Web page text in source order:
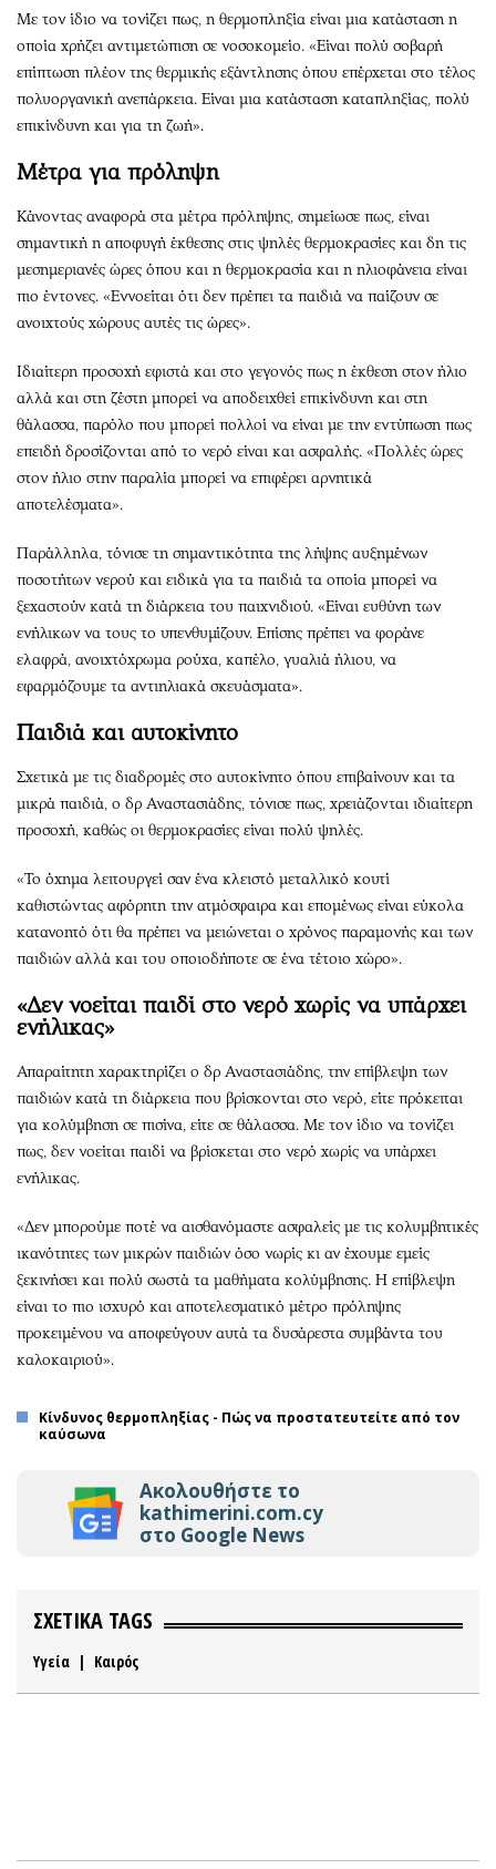
Με τον ίδιο να τονίζει πως, η θερμοπληξία είναι μια κατάσταση η
οποία χρήζει αντιμετώπιση σε νοσοκομείο. «Είναι πολύ σοβαρή
επίπτωση πλέον της θερμικής εξάντλησης όπου επέρχεται στο τέλος
πολυοργανική ανεπάρκεια. Είναι μια κατάσταση καταπληξίας, πολύ
επικίνδυνη και για τη ζωή».
Μέτρα για πρόληψη
Κάνοντας αναφορά στα μέτρα πρόληψης, σημείωσε πως, είναι
σημαντική η αποφυγή έκθεσης στις ψηλές θερμοκρασίες και δη τις
μεσημεριανές ώρες όπου και η θερμοκρασία και η ηλιοφάνεια είναι
πιο έντονες. «Εννοείται ότι δεν πρέπει τα παιδιά να παίζουν σε
ανοιχτούς χώρους αυτές τις ώρες».
Ιδιαίτερη προσοχή εφιστά και στο γεγονός πως η έκθεση στον ήλιο
αλλά και στη ζέστη μπορεί να αποδειχθεί επικίνδυνη και στη
θάλασσα, παρόλο που μπορεί πολλοί να είναι με την εντύπωση πως
επειδή δροσίζονται από το νερό είναι και ασφαλής. «Πολλές ώρες
στον ήλιο στην παραλία μπορεί να επιφέρει αρνητικά
αποτελέσματα».
Παράλληλα, τόνισε τη σημαντικότητα της λήψης αυξημένων
ποσοτήτων νερού και ειδικά για τα παιδιά τα οποία μπορεί να
ξεχαστούν κατά τη διάρκεια του παιχνιδιού. «Είναι ευθύνη των
ενήλικων να τους το υπενθυμίζουν. Επίσης πρέπει να φοράνε
ελαφρά, ανοιχτόχρωμα ρούχα, καπέλο, γυαλιά ήλιου, να
εφαρμόζουμε τα αντιηλιακά σκευάσματα».
Παιδιά και αυτοκίνητο
Σχετικά με τις διαδρομές στο αυτοκίνητο όπου επιβαίνουν και τα
μικρά παιδιά, ο δρ Αναστασιάδης, τόνισε πως, χρειάζονται ιδιαίτερη
προσοχή, καθώς οι θερμοκρασίες είναι πολύ ψηλές.
«Το όχημα λειτουργεί σαν ένα κλειστό μεταλλικό κουτί
καθιστώντας αφόρητη την ατμόσφαιρα και επομένως είναι εύκολα
κατανοητό ότι θα πρέπει να μειώνεται ο χρόνος παραμονής και των
παιδιών αλλά και του οποιοδήποτε σε ένα τέτοιο χώρο».
«Δεν νοείται παιδί στο νερό χωρίς να υπάρχει
ενήλικας»
Απαραίτητη χαρακτηρίζει ο δρ Αναστασιάδης, την επίβλεψη των
παιδιών κατά τη διάρκεια που βρίσκονται στο νερό, είτε πρόκειται
για κολύμβηση σε πισίνα, είτε σε θάλασσα. Με τον ίδιο να τονίζει
πως, δεν νοείται παιδί να βρίσκεται στο νερό χωρίς να υπάρχει
ενήλικας.
«Δεν μπορούμε ποτέ να αισθανόμαστε ασφαλείς με τις κολυμβητικές
ικανότητες των μικρών παιδιών όσο νωρίς κι αν έχουμε εμείς
ξεκινήσει και πολύ σωστά τα μαθήματα κολύμβησης. Η επίβλεψη
είναι το πιο ισχυρό και αποτελεσματικό μέτρο πρόληψης
προκειμένου να αποφεύγουν αυτά τα δυσάρεστα συμβάντα του
καλοκαιριού».
Κίνδυνος θερμοπληξίας - Πώς να προστατευτείτε από τον
καύσωνα
Ακολουθήστε το
kathimerini.com.cy
στο Google News
ΣΧΕΤΙΚΑ TAGS
Υγεία | Καιρός